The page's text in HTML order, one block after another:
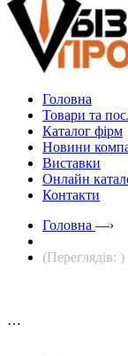
Головна
Товари та
Каталог фірм
Новини
Виставки
Онлайн
Контакти
Головна —›
(Переглядів: )
…